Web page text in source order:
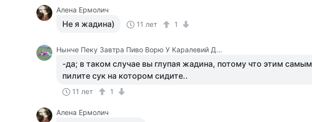
Алена Ермолич
Не я жадина) 11 лет 1
Нынче Пеку Завтра Пиво Ворю У Каралевий Дитя Отберу.
-да; в таком случае вы глупая жадина, потому что этим самым
пилите сук на котором сидите..
11 лет 1
Алена Ермолич